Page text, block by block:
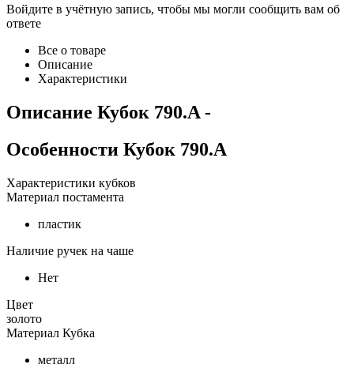
Войдите в учётную запись, чтобы мы могли сообщить вам об
ответе
Все о товаре
Описание
Характеристики
Описание Кубок 790.A -
Особенности Кубок 790.A
Характеристики кубков
Материал постамента
пластик
Наличие ручек на чаше
Нет
Цвет
золото
Материал Кубка
металл